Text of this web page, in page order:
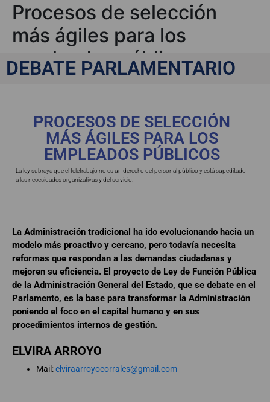
Procesos de selección
más ágiles para los
empleados públicos
DEBATE PARLAMENTARIO
PROCESOS DE SELECCIÓN
MÁS ÁGILES PARA LOS
EMPLEADOS PÚBLICOS
La ley subraya que el teletrabajo no es un derecho del personal público y está supeditado
a las necesidades organizativas y del servicio.
La Administración tradicional ha ido evolucionando hacia un
modelo más proactivo y cercano, pero todavía necesita
reformas que respondan a las demandas ciudadanas y
mejoren su eficiencia. El proyecto de Ley de Función Pública
de la Administración General del Estado, que se debate en el
Parlamento, es la base para transformar la Administración
poniendo el foco en el capital humano y en sus
procedimientos internos de gestión.
ELVIRA ARROYO
Mail:elviraarroyocorrales@gmail.com